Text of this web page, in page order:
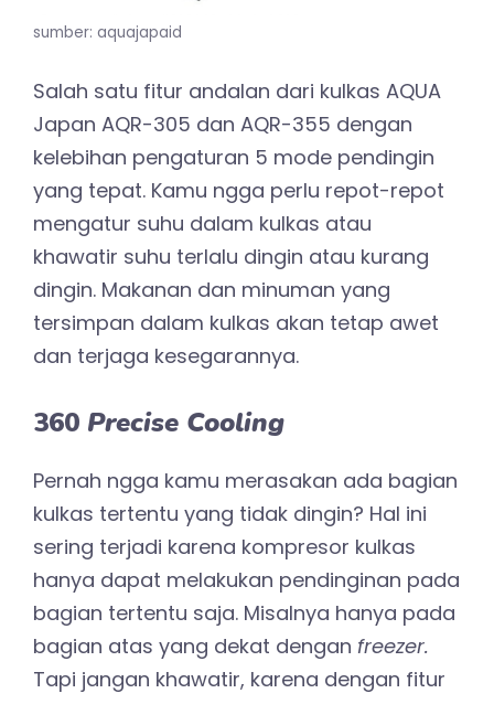
sumber: aquajapaid
Salah satu fitur andalan dari kulkas AQUA
Japan AQR-305 dan AQR-355 dengan
kelebihan pengaturan 5 mode pendingin
yang tepat. Kamu ngga perlu repot-repot
mengatur suhu dalam kulkas atau
khawatir suhu terlalu dingin atau kurang
dingin. Makanan dan minuman yang
tersimpan dalam kulkas akan tetap awet
dan terjaga kesegarannya.
360 Precise Cooling
Pernah ngga kamu merasakan ada bagian
kulkas tertentu yang tidak dingin? Hal ini
sering terjadi karena kompresor kulkas
hanya dapat melakukan pendinginan pada
bagian tertentu saja. Misalnya hanya pada
bagian atas yang dekat dengan freezer.
Tapi jangan khawatir, karena dengan fitur